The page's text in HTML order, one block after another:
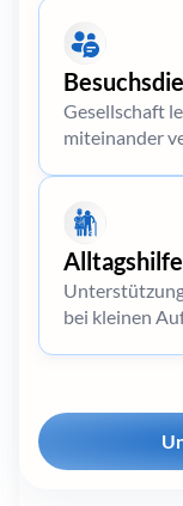
Gesellschaft
miteinander
Alltagshilfe
bei kleinen